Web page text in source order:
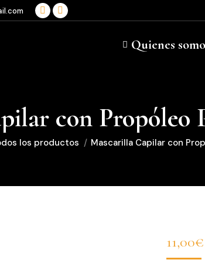
Facebook
Instagram
Quienes
con
los productos Mascarilla Capilar con
11,00€